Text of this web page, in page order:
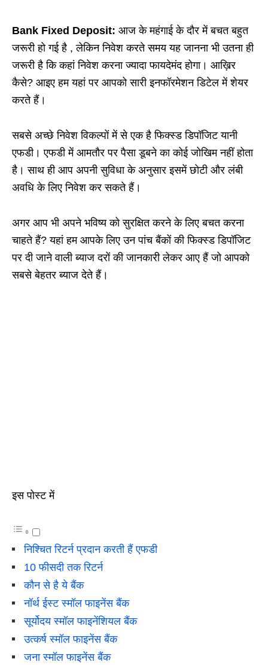
Bank Fixed Deposit: आज के महंगाई के दौर में बचत बहुत
जरूरी हो गई है , लेकिन निवेश करते समय यह जानना भी उतना ही
जरूरी है कि कहां निवेश करना ज्यादा फायदेमंद होगा। आख़िर
कैसे? आइए हम यहां पर आपको सारी इनफॉरमेशन डिटेल में शेयर
करते हैं।
सबसे अच्छे निवेश विकल्पों में से एक है फिक्स्ड डिपॉजिट यानी
एफडी। एफडी में आमतौर पर पैसा डूबने का कोई जोखिम नहीं होता
है। साथ ही आप अपनी सुविधा के अनुसार इसमें छोटी और लंबी
अवधि के लिए निवेश कर सकते हैं।
अगर आप भी अपने भविष्य को सुरक्षित करने के लिए बचत करना
चाहते हैं? यहां हम आपके लिए उन पांच बैंकों की फिक्स्ड डिपॉजिट
पर दी जाने वाली ब्याज दरों की जानकारी लेकर आए हैं जो आपको
सबसे बेहतर ब्याज देते हैं।
इस पोस्ट में
निश्चित रिटर्न प्रदान करती हैं एफडी
10 फीसदी तक रिटर्न
कौन से है ये बैंक
नॉर्थ ईस्ट स्मॉल फाइनेंस बैंक
सूर्योदय स्मॉल फाइनेंशियल बैंक
उत्कर्ष स्मॉल फाइनेंस बैंक
जना स्मॉल फाइनेंस बैंक